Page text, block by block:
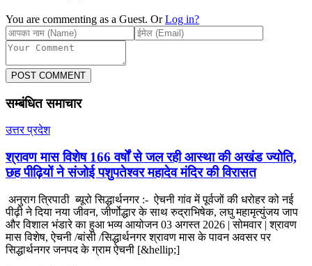
You are commenting as a Guest. Or Log in?
POST COMMENT
सम्बंधित समाचार
उत्तर प्रदेश
श्रावण मास विशेष 166 वर्षों से जल रही आस्था की अखंड ज्योति,
छह पीढ़ियों ने संजोई पशुपतेश्वर महादेव मंदिर की विरासत
अनुराग त्रिपाठी ब्यूरो सिद्धार्थनगर :- ऐचनी गांव में पूर्वजों की धरोहर को नई
पीढ़ी ने दिया नया जीवन, जीर्णोद्धार के साथ रुद्राभिषेक, लघु महामृत्युंजय जाप
और विशाल भंडारे का हुआ भव्य आयोजन 03 अगस्त 2026 | सोमवार | श्रावण
मास विशेष, ऐचनी /बांसी /सिद्धार्थनगर श्रावण मास के पावन अवसर पर
सिद्धार्थनगर जनपद के ग्राम ऐचनी [&hellip;]